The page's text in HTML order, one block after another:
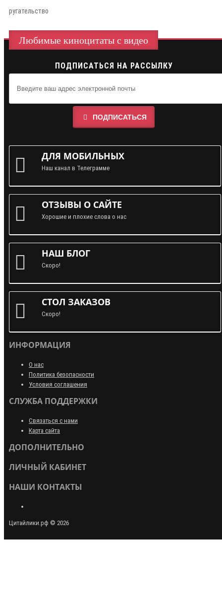
ругательство
Любимые киноцитаты с видео
ПОДПИСАТЬСЯ НА РАССЫЛКУ
ПОДПИСАТЬСЯ
ДЛЯ МОБИЛЬНЫХ
Наш канал в Телеграмме
ОТЗЫВЫ О САЙТЕ
Хорошие и плохие слова о нас
НАШ БЛОГ
Скоро!
СТОЛ ЗАКАЗОВ
Скоро!
ИНФОРМАЦИЯ
О нас
Политика безопасности
Условия соглашения
СЛУЖБА ПОДДЕРЖКИ
Связаться с нами
Карта сайта
ДОПОЛНИТЕЛЬНО
ЛИЧНЫЙ КАБИНЕТ
НАШИ КОНТАКТЫ
Цитайлики.рф © 2026